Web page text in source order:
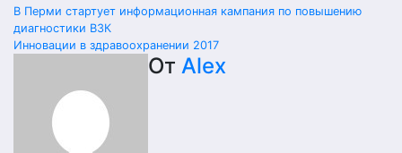
Навигация
по
записям
В Перми стартует информационная кампания по повышению
диагностики ВЗК
Инновации в здравоохранении 2017
От Alex